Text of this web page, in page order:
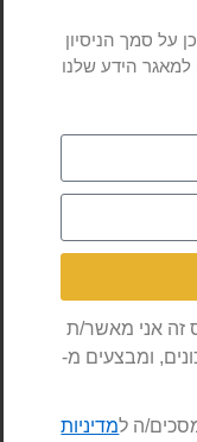
על סמך הניסיון
הידע שלנו
זה אני מאשר/ת
ומבצעים מ-
ה למדיניות